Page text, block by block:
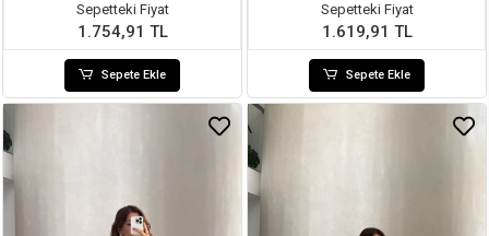
Sepetteki Fiyat
1.754,91 TL
Sepete Ekle
Sepetteki Fiyat
1.619,91 TL
Sepete Ekle